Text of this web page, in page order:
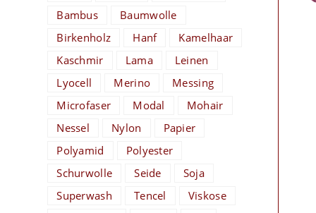
Bambus
Baumwolle
Birkenholz
Hanf
Kamelhaar
Kaschmir
Lama
Leinen
Lyocell
Merino
Messing
Microfaser
Modal
Mohair
Nessel
Nylon
Papier
Polyamid
Polyester
Schurwolle
Seide
Soja
Superwash
Tencel
Viskose